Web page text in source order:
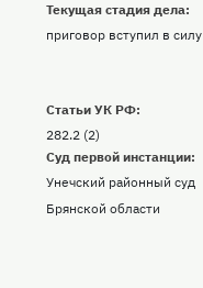
Текущая стадия дела:
приговор вступил в силу
Статьи УК РФ:
282.2 (2)
Суд первой инстанции:
Унечский районный суд
Брянской области